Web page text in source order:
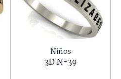
Niños
3D N-39